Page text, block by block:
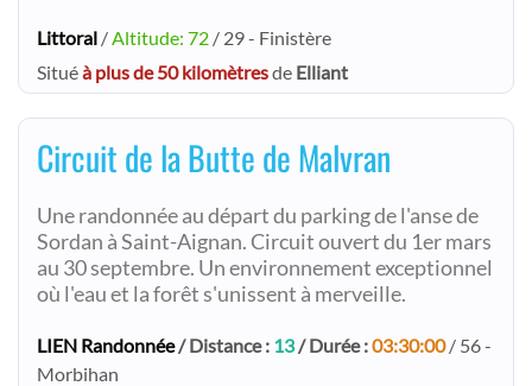
Littoral /Altitude: 72 / 29 - Finistère
Situéà plus de 50 kilomètresde Elliant
Circuit de la Butte de Malvran
Une randonnée au départ du parking de l'anse de
Sordan à Saint-Aignan. Circuit ouvert du 1er mars
au 30 septembre. Un environnement exceptionnel
où l'eau et la forêt s'unissent à merveille.
LIEN Randonnée/ Distance : 13/ Durée :03:30:00/ 56 -
Morbihan